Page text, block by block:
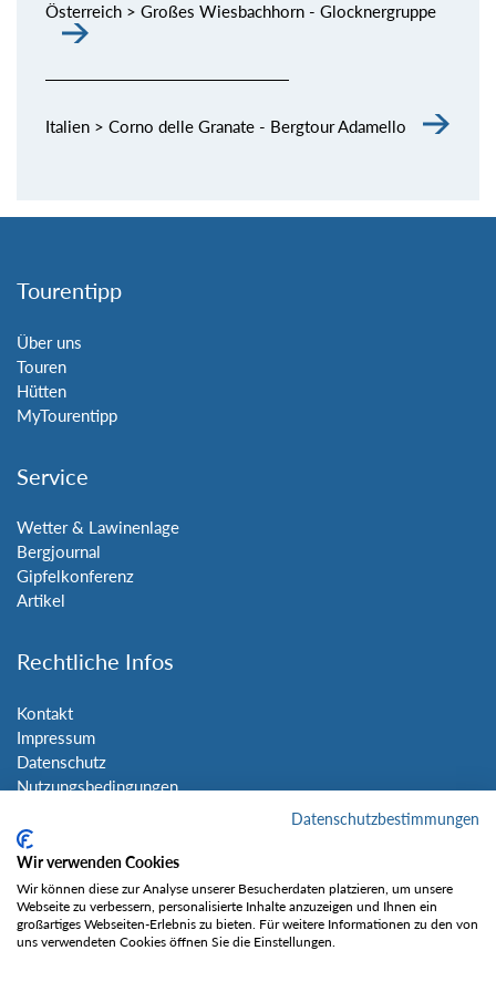
Österreich > Großes Wiesbachhorn - Glocknergruppe
Italien > Corno delle Granate - Bergtour Adamello
Tourentipp
Über uns
Touren
Hütten
MyTourentipp
Service
Wetter & Lawinenlage
Bergjournal
Gipfelkonferenz
Artikel
Rechtliche Infos
Kontakt
Impressum
Datenschutz
Nutzungsbedingungen
Social Media
Datenschutzbestimmungen
Wir verwenden Cookies
Wir können diese zur Analyse unserer Besucherdaten platzieren, um unsere
Webseite zu verbessern, personalisierte Inhalte anzuzeigen und Ihnen ein
großartiges Webseiten-Erlebnis zu bieten. Für weitere Informationen zu den von
uns verwendeten Cookies öffnen Sie die Einstellungen.